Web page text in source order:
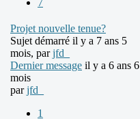
Projet nouvelle tenue?
Sujet démarré il y a 7 ans 5
mois, parjfd_
Dernier message il y a 6 ans 6
mois
parjfd_
1